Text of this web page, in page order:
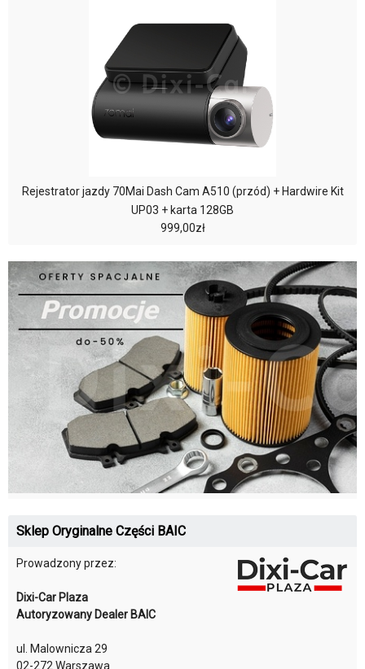
Rejestrator jazdy 70Mai Dash Cam A510 (przód) + Hardwire Kit
UP03 + karta 128GB
999,00zł
Sklep Oryginalne Części BAIC
Prowadzony przez:
Dixi-Car Plaza
Autoryzowany Dealer BAIC
ul. Malownicza 29
02-272 Warszawa